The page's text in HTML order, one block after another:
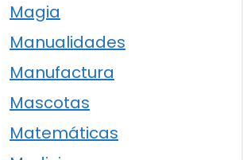
Magia
Manualidades
Manufactura
Mascotas
Matemáticas